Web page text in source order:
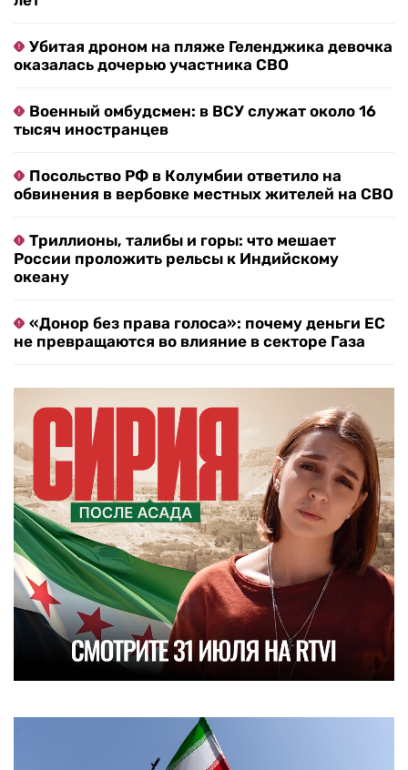
Убитая дроном на пляже Геленджика девочка
оказалась дочерью участника СВО
Военный омбудсмен: в ВСУ служат около 16
тысяч иностранцев
Посольство РФ в Колумбии ответило на
обвинения в вербовке местных жителей на СВО
Триллионы, талибы и горы: что мешает
России проложить рельсы к Индийскому
океану
«Донор без права голоса»: почему деньги ЕС
не превращаются во влияние в секторе Газа